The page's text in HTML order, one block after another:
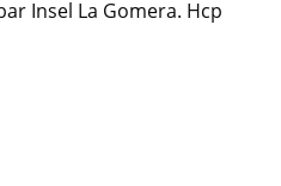
Insel La Gomera. Hcp